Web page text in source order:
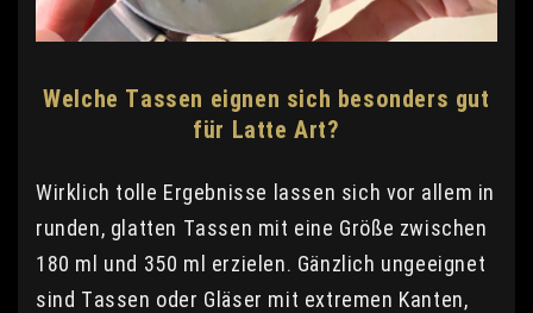
Welche Tassen eignen sich besonders gut
für Latte Art?
Wirklich tolle Ergebnisse lassen sich vor allem in
runden, glatten Tassen mit eine Größe zwischen
180 ml und 350 ml erzielen. Gänzlich ungeeignet
sind Tassen oder Gläser mit extremen Kanten,